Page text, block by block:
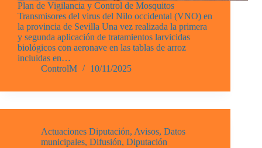
Plan de Vigilancia y Control de Mosquitos
Transmisores del virus del Nilo occidental (VNO) en
la provincia de Sevilla Una vez realizada la primera
y segunda aplicación de tratamientos larvicidas
biológicos con aeronave en las tablas de arroz
incluidas en…
ControlM
10/11/2025
Actuaciones Diputación, Avisos, Datos
municipales, Difusión, Diputación